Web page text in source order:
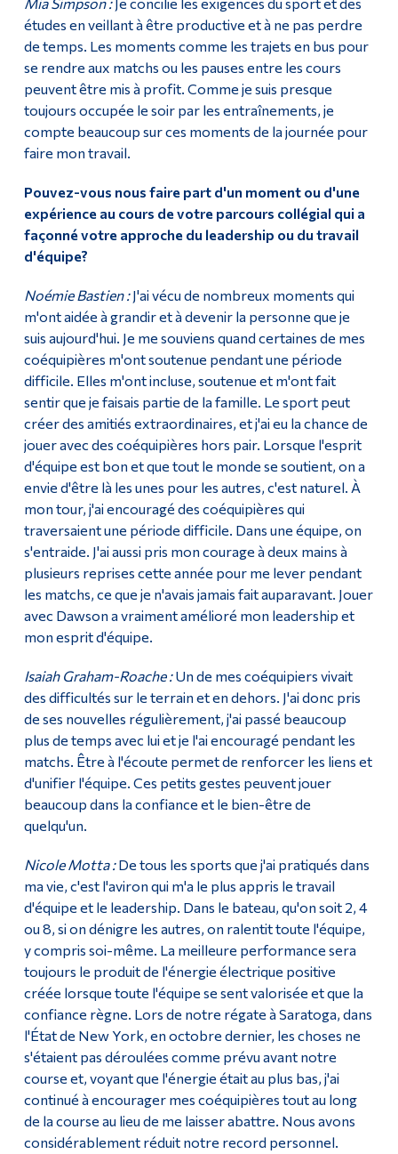
études en veillant à être productive et à ne pas perdre
de temps. Les moments comme les trajets en bus pour
se rendre aux matchs ou les pauses entre les cours
peuvent être mis à profit. Comme je suis presque
toujours occupée le soir par les entraînements, je
compte beaucoup sur ces moments de la journée pour
faire mon travail.
Pouvez-vous nous faire part d'un moment ou d'une
expérience au cours de votre parcours collégial qui a
façonné votre approche du leadership ou du travail
d'équipe?
Noémie Bastien :J'ai vécu de nombreux moments qui
m'ont aidée à grandir et à devenir la personne que je
suis aujourd'hui. Je me souviens quand certaines de mes
coéquipières m'ont soutenue pendant une période
difficile. Elles m'ont incluse, soutenue et m'ont fait
sentir que je faisais partie de la famille. Le sport peut
créer des amitiés extraordinaires, et j'ai eu la chance de
jouer avec des coéquipières hors pair. Lorsque l'esprit
d'équipe est bon et que tout le monde se soutient, on a
envie d'être là les unes pour les autres, c'est naturel. À
mon tour, j'ai encouragé des coéquipières qui
traversaient une période difficile. Dans une équipe, on
s'entraide. J'ai aussi pris mon courage à deux mains à
plusieurs reprises cette année pour me lever pendant
les matchs, ce que je n'avais jamais fait auparavant. Jouer
avec Dawson a vraiment amélioré mon leadership et
mon esprit d'équipe.
Isaiah Graham-Roache :Un de mes coéquipiers vivait
des difficultés sur le terrain et en dehors. J'ai donc pris
de ses nouvelles régulièrement, j'ai passé beaucoup
plus de temps avec lui et je l'ai encouragé pendant les
matchs. Être à l'écoute permet de renforcer les liens et
d'unifier l'équipe. Ces petits gestes peuvent jouer
beaucoup dans la confiance et le bien-être de
quelqu'un.
Nicole Motta :De tous les sports que j'ai pratiqués dans
ma vie, c'est l'aviron qui m'a le plus appris le travail
d'équipe et le leadership. Dans le bateau, qu'on soit 2, 4
ou 8, si on dénigre les autres, on ralentit toute l'équipe,
y compris soi-même. La meilleure performance sera
toujours le produit de l'énergie électrique positive
créée lorsque toute l'équipe se sent valorisée et que la
confiance règne. Lors de notre régate à Saratoga, dans
l'État de New York, en octobre dernier, les choses ne
s'étaient pas déroulées comme prévu avant notre
course et, voyant que l'énergie était au plus bas, j'ai
continué à encourager mes coéquipières tout au long
de la course au lieu de me laisser abattre. Nous avons
considérablement réduit notre record personnel.